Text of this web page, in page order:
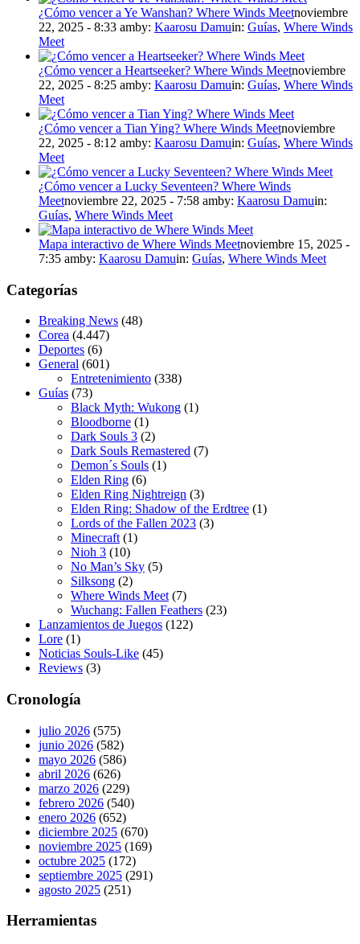
¿Cómo vencer a Ye Wanshan? Where Winds Meetnoviembre
22, 2025 - 8:33 amby: Kaarosu Damuin: Guías, Where Winds
Meet
¿Cómo vencer a Heartseeker? Where Winds Meetnoviembre
22, 2025 - 8:25 amby: Kaarosu Damuin: Guías, Where Winds
Meet
¿Cómo vencer a Tian Ying? Where Winds Meetnoviembre
22, 2025 - 8:12 amby: Kaarosu Damuin: Guías, Where Winds
Meet
¿Cómo vencer a Lucky Seventeen? Where Winds
Meetnoviembre 22, 2025 - 7:58 amby: Kaarosu Damuin:
Guías, Where Winds Meet
Mapa interactivo de Where Winds Meetnoviembre 15, 2025 -
7:35 amby: Kaarosu Damuin: Guías, Where Winds Meet
Categorías
Breaking News (48)
Corea (4.447)
Deportes (6)
General (601)
Entretenimiento (338)
Guías (73)
Black Myth: Wukong (1)
Bloodborne (1)
Dark Souls 3 (2)
Dark Souls Remastered (7)
Demon´s Souls (1)
Elden Ring (6)
Elden Ring Nightreign (3)
Elden Ring: Shadow of the Erdtree (1)
Lords of the Fallen 2023 (3)
Minecraft (1)
Nioh 3 (10)
No Man’s Sky (5)
Silksong (2)
Where Winds Meet (7)
Wuchang: Fallen Feathers (23)
Lanzamientos de Juegos (122)
Lore (1)
Noticias Souls-Like (45)
Reviews (3)
Cronología
julio 2026 (575)
junio 2026 (582)
mayo 2026 (586)
abril 2026 (626)
marzo 2026 (229)
febrero 2026 (540)
enero 2026 (652)
diciembre 2025 (670)
noviembre 2025 (169)
octubre 2025 (172)
septiembre 2025 (291)
agosto 2025 (251)
Herramientas